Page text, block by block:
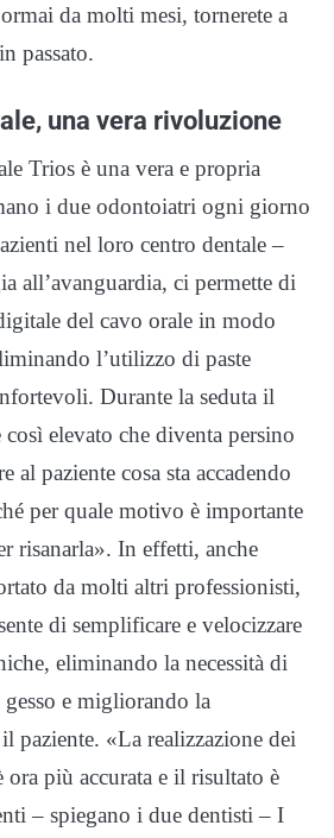
ormai da molti mesi, tornerete a
passato.
una vera rivoluzione
Trios è una vera e propria
i due odontoiatri ogni giorno
nel loro centro dentale –
all’avanguardia, ci permette di
del cavo orale in modo
l’utilizzo di paste
Durante la seduta il
elevato che diventa persino
al paziente cosa sta accadendo
per quale motivo è importante
risanarla». In effetti, anche
da molti altri professionisti,
di semplificare e velocizzare
eliminando la necessità di
e migliorando la
paziente. «La realizzazione dei
più accurata e il risultato è
– spiegano i due dentisti – I